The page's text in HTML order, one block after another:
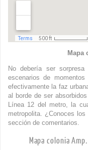
Mapa
No debería ser
escenarios de
efectivamente la faz
al borde de ser
Línea 12 del metro, la
metropolita. ¿Conoces
sección de comentarios.
Mapa colonia